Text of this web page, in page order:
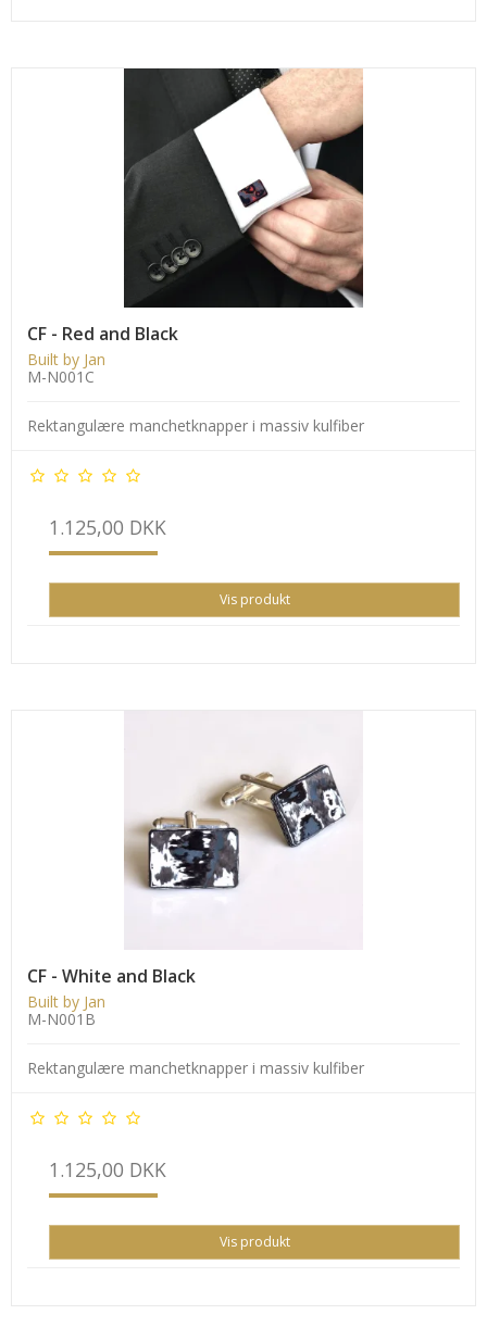
CF - Red and Black
Built by Jan
M-N001C
Rektangulære manchetknapper i massiv kulfiber
1.125,00 DKK
Vis produkt
CF - White and Black
Built by Jan
M-N001B
Rektangulære manchetknapper i massiv kulfiber
1.125,00 DKK
Vis produkt